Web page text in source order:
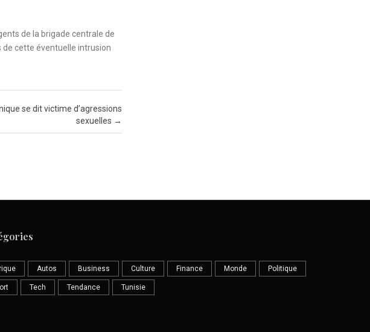
de la brigade centrale de
cette éventuelle intrusion
se dit victime d’agressions
sexuelles →
Autos Business Culture Finance Monde Politique
Tech Tendance Tunisie